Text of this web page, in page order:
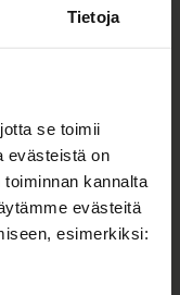
Tietoja
se toimii
evästeistä on
kannalta
evästeitä
esimerkiksi:
upeaan